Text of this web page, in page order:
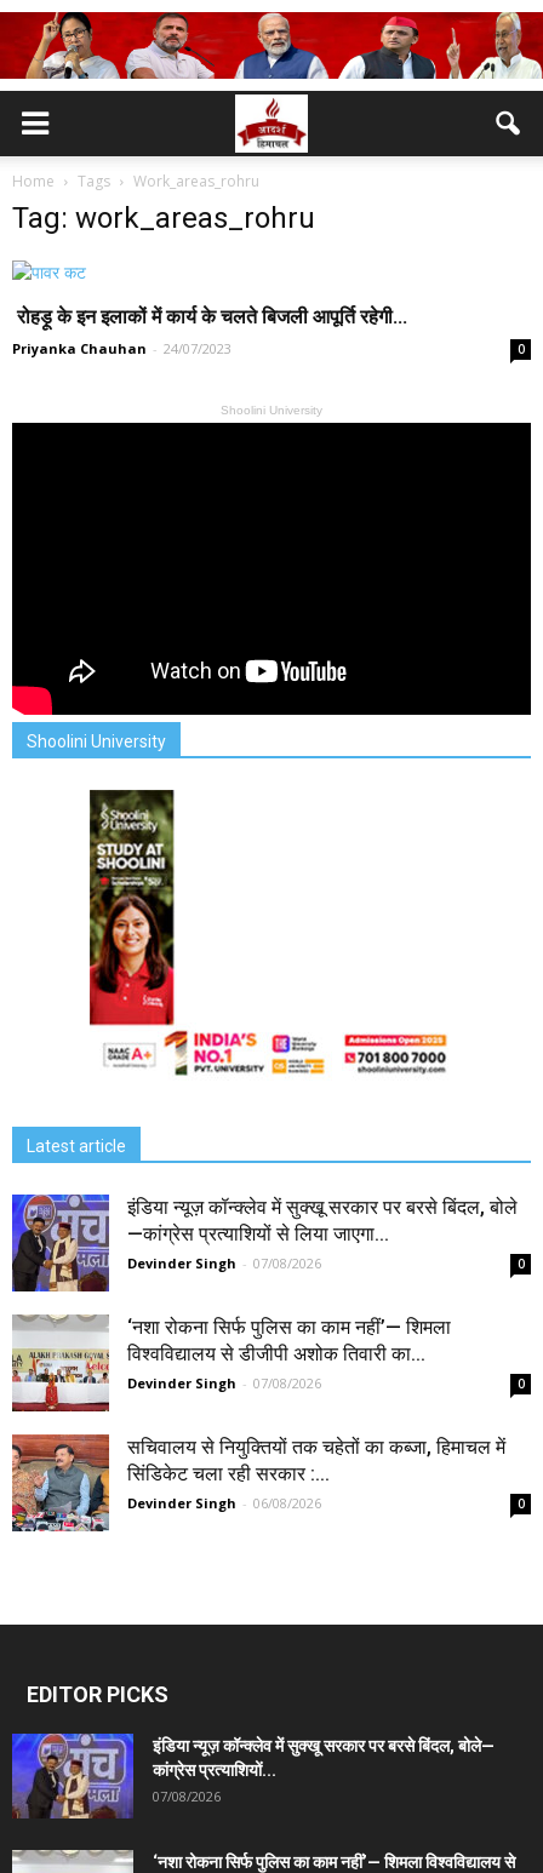
Home Tags Work_areas_rohru
Tag: work_areas_rohru
रोहड़ू के इन इलाकों में कार्य के चलते बिजली आपूर्ति रहेगी...
Priyanka Chauhan - 24/07/2023 0
Shoolini University
Shoolini University
Latest article
इंडिया न्यूज़ कॉन्क्लेव में सुक्खू सरकार पर बरसे बिंदल, बोले
—कांग्रेस प्रत्याशियों से लिया जाएगा...
Devinder Singh - 07/08/2026 0
‘नशा रोकना सिर्फ पुलिस का काम नहीं’— शिमला
विश्वविद्यालय से डीजीपी अशोक तिवारी का...
Devinder Singh - 07/08/2026 0
सचिवालय से नियुक्तियों तक चहेतों का कब्जा, हिमाचल में
सिंडिकेट चला रही सरकार :...
Devinder Singh - 06/08/2026 0
EDITOR PICKS
इंडिया न्यूज़ कॉन्क्लेव में सुक्खू सरकार पर बरसे बिंदल, बोले—
कांग्रेस प्रत्याशियों...
07/08/2026
‘नशा रोकना सिर्फ पुलिस का काम नहीं’— शिमला विश्वविद्यालय से